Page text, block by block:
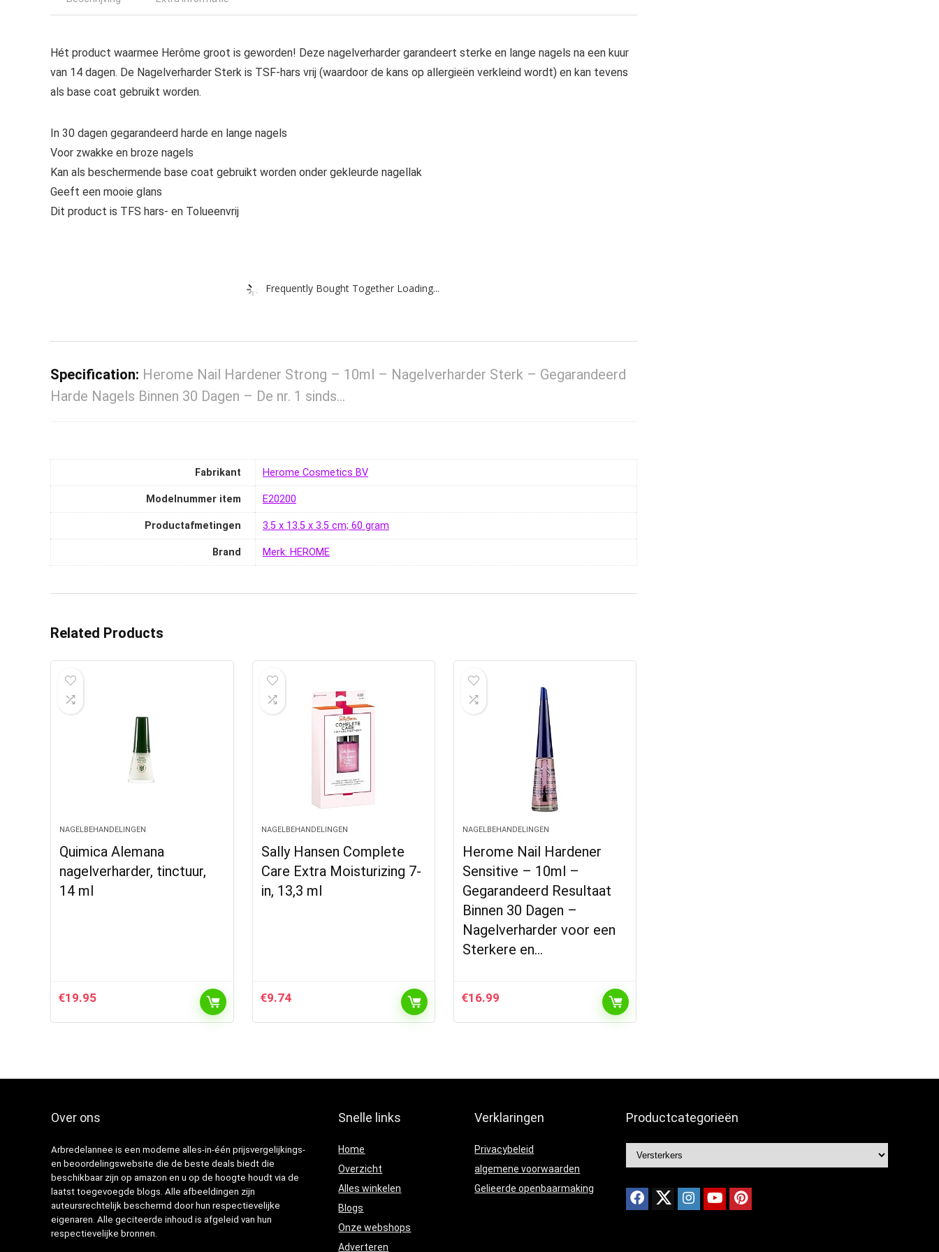
Hét product waarmee Herôme groot is geworden! Deze nagelverharder garandeert sterke en lange nagels na een kuur
van 14 dagen. De Nagelverharder Sterk is TSF-hars vrij (waardoor de kans op allergieën verkleind wordt) en kan tevens
als base coat gebruikt worden.
In 30 dagen gegarandeerd harde en lange nagels
Voor zwakke en broze nagels
Kan als beschermende base coat gebruikt worden onder gekleurde nagellak
Geeft een mooie glans
Dit product is TFS hars- en Tolueenvrij
Frequently Bought Together Loading...
Specification: Herome Nail Hardener Strong – 10ml – Nagelverharder Sterk – Gegarandeerd
Harde Nagels Binnen 30 Dagen – De nr. 1 sinds…
Fabrikant ‎Herome Cosmetics BV
Modelnummer item ‎E20200
Productafmetingen ‎3.5 x 13.5 x 3.5 cm; 60 gram
Brand Merk: HEROME
Related Products
NAGELBEHANDELINGEN
Quimica Alemana
nagelverharder, tinctuur,
14 ml
€19.95
NAGELBEHANDELINGEN
Sally Hansen Complete
Care Extra Moisturizing 7-
in, 13,3 ml
€9.74
NAGELBEHANDELINGEN
Herome Nail Hardener
Sensitive – 10ml –
Gegarandeerd Resultaat
Binnen 30 Dagen –
Nagelverharder voor een
Sterkere en…
€16.99
Over ons
Arbredelannee is een moderne alles-in-één prijsvergelijkings-
en beoordelingswebsite die de beste deals biedt die
beschikbaar zijn op amazon en u op de hoogte houdt via de
laatst toegevoegde blogs. Alle afbeeldingen zijn
auteursrechtelijk beschermd door hun respectievelijke
eigenaren. Alle geciteerde inhoud is afgeleid van hun
respectievelijke bronnen.
Snelle links
Home
Overzicht
Alles winkelen
Blogs
Onze webshops
Adverteren
Verklaringen
Privacybeleid
algemene voorwaarden
Gelieerde openbaarmaking
Productcategorieën